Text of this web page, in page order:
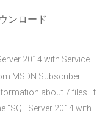
ンロード
2014 with Service
MSDN Subscriber
about 7 files. If
“SQL Server 2014 with